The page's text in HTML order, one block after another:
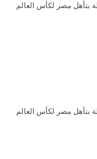
بتأهل مصر لكأس العالم
بتأهل مصر لكأس العالم